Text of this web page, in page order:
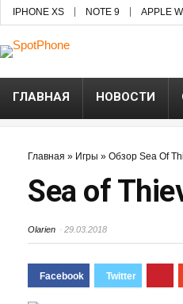
IPHONE XS NOTE 9 APPLE
ГЛАВНАЯ НОВОСТИ
Главная » Игры » Обзор Sea Of
Sea of
Olarien 29.03.2018